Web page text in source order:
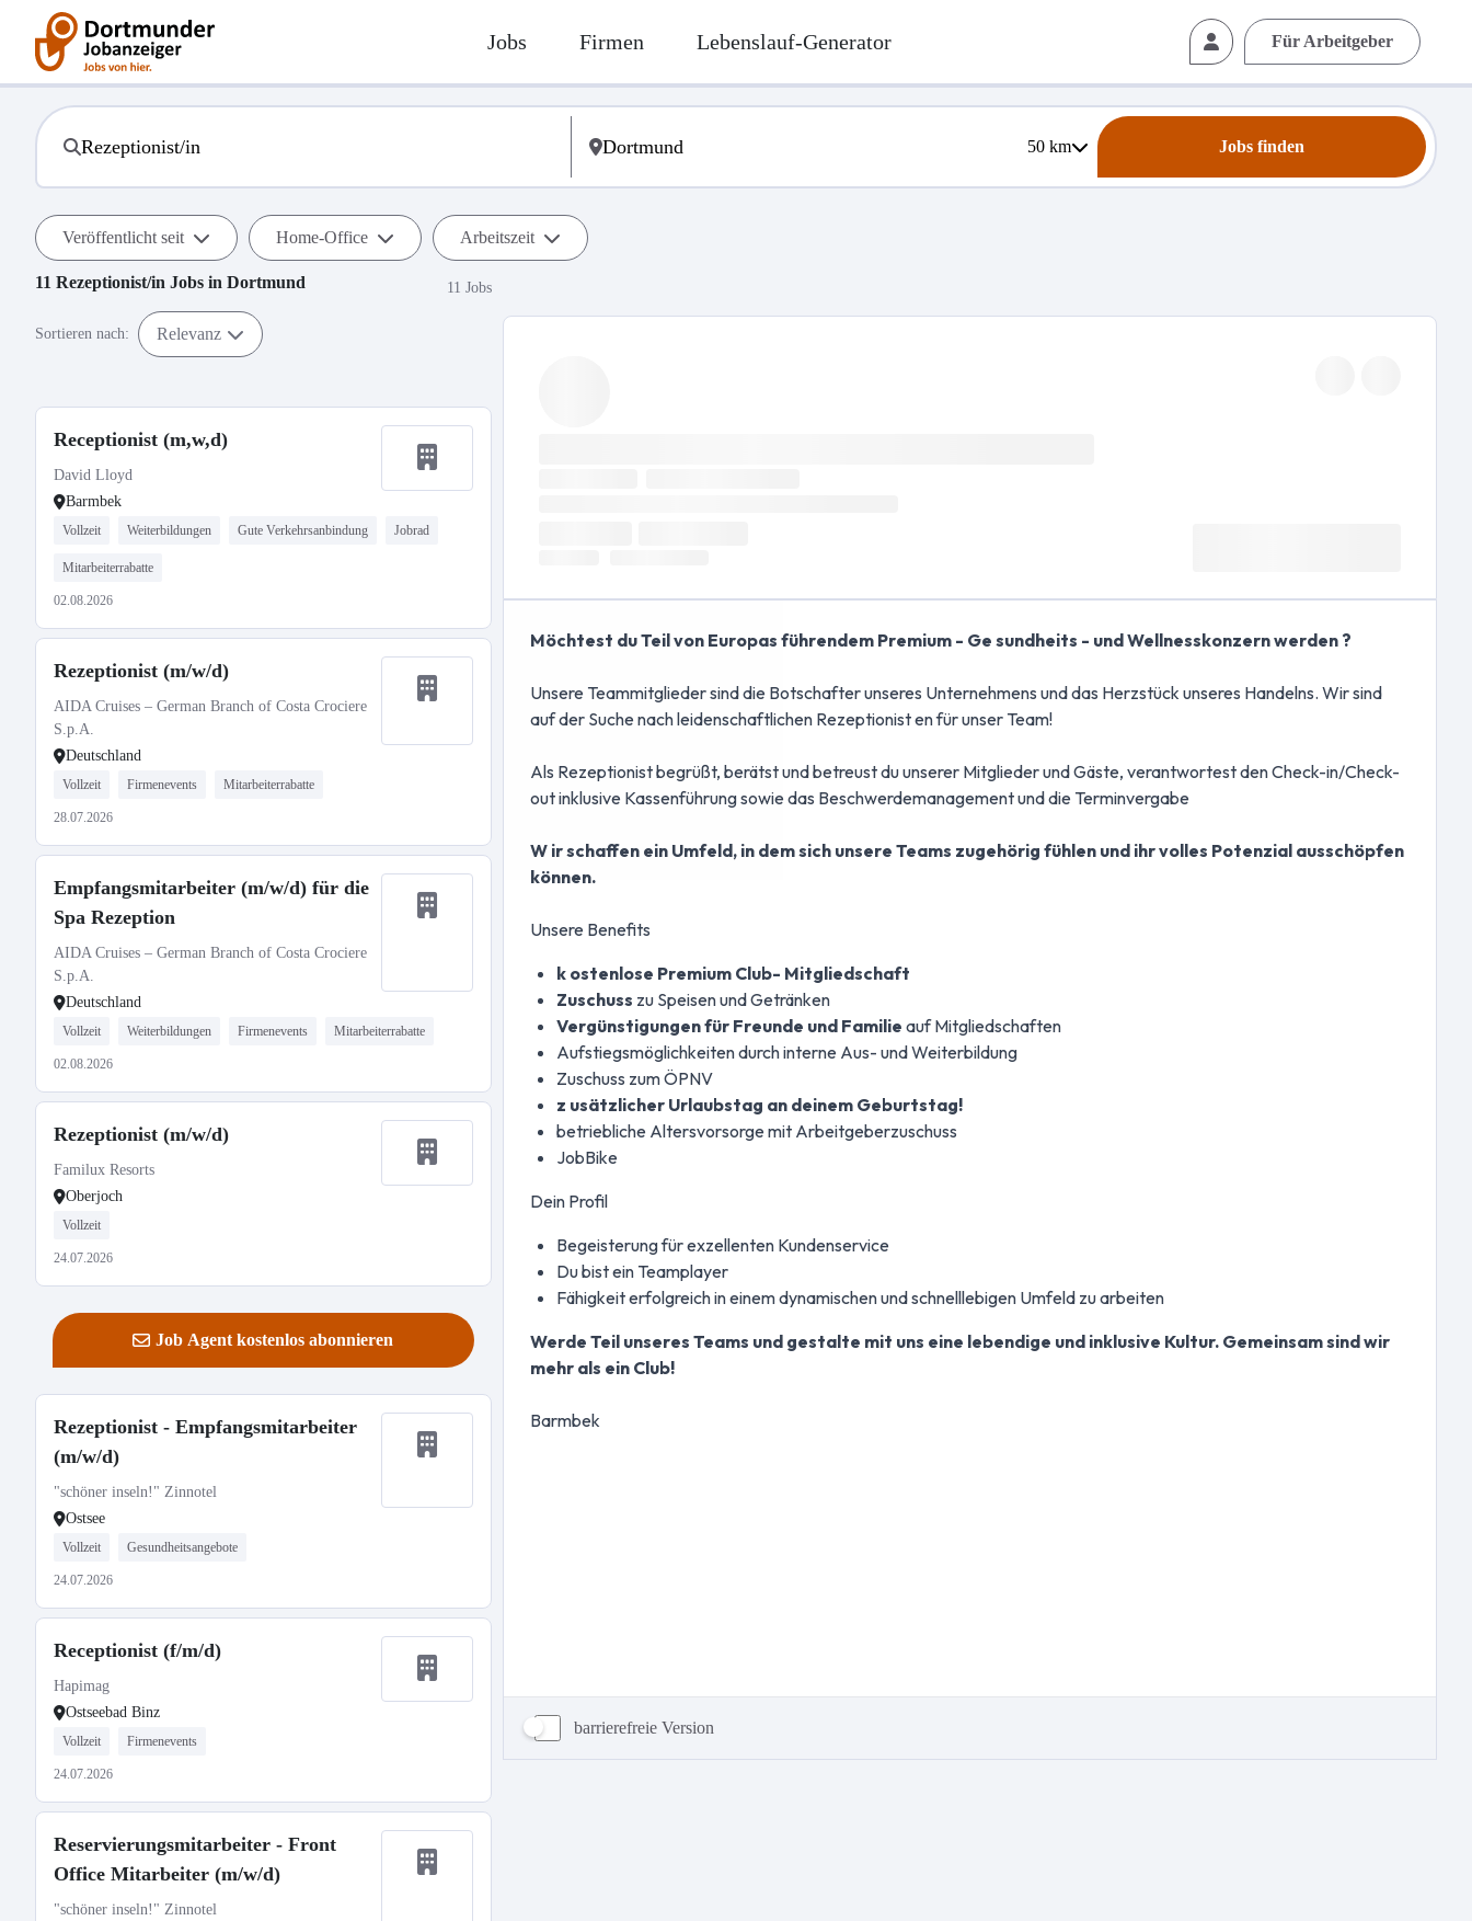
Jobs Firmen Lebenslauf-Generator Für Arbeitgeber
50km Jobs finden
Veröffentlicht seit Home-Office Arbeitszeit
11 Rezeptionist/in Jobs in Dortmund 11 Jobs
Sortieren nach: Relevanz
Receptionist (m,w,d)
David Lloyd
Barmbek
Vollzeit Weiterbildungen Gute Verkehrsanbindung Jobrad
Mitarbeiterrabatte
02.08.2026
Rezeptionist (m/w/d)
AIDA Cruises – German Branch of Costa Crociere
S.p.A.
Deutschland
Vollzeit Firmenevents Mitarbeiterrabatte
28.07.2026
Empfangsmitarbeiter (m/w/d) für die
Spa Rezeption
AIDA Cruises – German Branch of Costa Crociere
S.p.A.
Deutschland
Vollzeit Weiterbildungen Firmenevents Mitarbeiterrabatte
02.08.2026
Rezeptionist (m/w/d)
Familux Resorts
Oberjoch
Vollzeit
24.07.2026
Job Agent kostenlos abonnieren
Rezeptionist - Empfangsmitarbeiter
(m/w/d)
"schöner inseln!" Zinnotel
Ostsee
Vollzeit Gesundheitsangebote
24.07.2026
Receptionist (f/m/d)
Hapimag
Ostseebad Binz
Vollzeit Firmenevents
24.07.2026
Reservierungsmitarbeiter - Front
Office Mitarbeiter (m/w/d)
"schöner inseln!" Zinnotel
barrierefreie Version